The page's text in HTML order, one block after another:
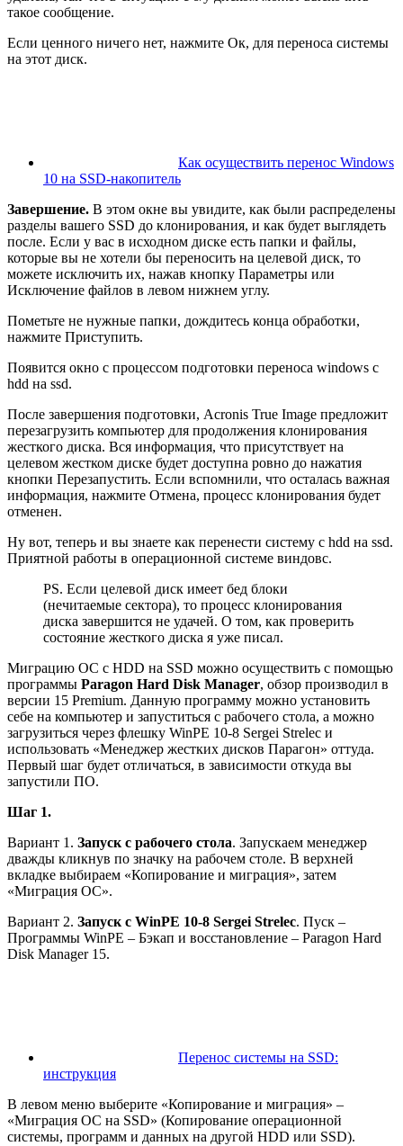
такое сообщение.
Если ценного ничего нет, нажмите Ок, для переноса системы
на этот диск.
Как осуществить перенос Windows
10 на SSD-накопитель
Завершение. В этом окне вы увидите, как были распределены
разделы вашего SSD до клонирования, и как будет выглядеть
после. Если у вас в исходном диске есть папки и файлы,
которые вы не хотели бы переносить на целевой диск, то
можете исключить их, нажав кнопку Параметры или
Исключение файлов в левом нижнем углу.
Пометьте не нужные папки, дождитесь конца обработки,
нажмите Приступить.
Появится окно с процессом подготовки переноса windows с
hdd на ssd.
После завершения подготовки, Acronis True Image предложит
перезагрузить компьютер для продолжения клонирования
жесткого диска. Вся информация, что присутствует на
целевом жестком диске будет доступна ровно до нажатия
кнопки Перезапустить. Если вспомнили, что осталась важная
информация, нажмите Отмена, процесс клонирования будет
отменен.
Ну вот, теперь и вы знаете как перенести систему с hdd на ssd.
Приятной работы в операционной системе виндовс.
PS. Если целевой диск имеет бед блоки
(нечитаемые сектора), то процесс клонирования
диска завершится не удачей. О том, как проверить
состояние жесткого диска я уже писал.
Миграцию ОС с HDD на SSD можно осуществить с помощью
программы Paragon Hard Disk Manager, обзор производил в
версии 15 Premium. Данную программу можно установить
себе на компьютер и запуститься с рабочего стола, а можно
загрузиться через флешку WinPE 10-8 Sergei Strelec и
использовать «Менеджер жестких дисков Парагон» оттуда.
Первый шаг будет отличаться, в зависимости откуда вы
запустили ПО.
Шаг 1.
Вариант 1. Запуск с рабочего стола. Запускаем менеджер
дважды кликнув по значку на рабочем столе. В верхней
вкладке выбираем «Копирование и миграция», затем
«Миграция ОС».
Вариант 2. Запуск с WinPE 10-8 Sergei Strelec. Пуск –
Программы WinPE – Бэкап и восстановление – Paragon Hard
Disk Manager 15.
Перенос системы на SSD:
инструкция
В левом меню выберите «Копирование и миграция» –
«Миграция ОС на SSD» (Копирование операционной
системы, программ и данных на другой HDD или SSD).